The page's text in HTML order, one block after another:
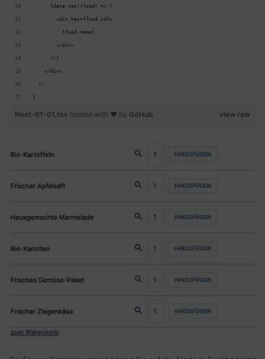
      {data.map((food) => (
        <div key={food.id}>
          {food.name}
        </div>
      ))}
    </div>
  );
}
view raw
Next-01-01.tsx hosted with ❤ by GitHub